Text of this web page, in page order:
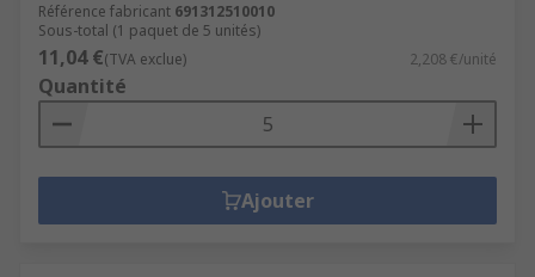
Référence fabricant 691312510010
Sous-total (1 paquet de 5 unités)
11,04 €(TVA exclue) 2,208 €/unité
Quantité
Ajouter